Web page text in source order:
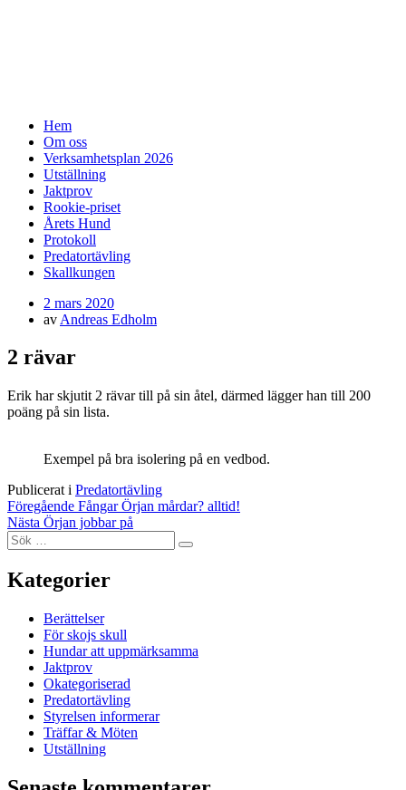
Meny
Hoppa
innehåll
Hem
Om oss
Verksamhetsplan 2026
Utställning
Jaktprov
Rookie-priset
Årets Hund
Protokoll
Predatortävling
Skallkungen
Publicerad
den
2 mars 2020
av Andreas Edholm
2 rävar
Erik har skjutit 2 rävar till på sin åtel, därmed lägger han till 200
poäng på sin lista.
Exempel på bra isolering på en vedbod.
Publicerat i Predatortävling
Inläggsnavigering
Föregående Fångar Örjan mårdar? alltid!
Nästa Örjan jobbar på
Sök
efter:
Sök
Kategorier
Berättelser
För skojs skull
Hundar att uppmärksamma
Jaktprov
Okategoriserad
Predatortävling
Styrelsen informerar
Träffar & Möten
Utställning